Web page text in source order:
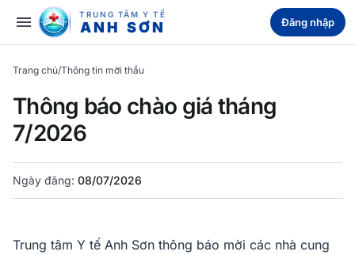
menu TRUNG TÂM Y TẾ
ANH SƠN Đăng nhập
Trang chủ/Thông tin mời thầu
Thông báo chào giá tháng
7/2026
Ngày đăng: 08/07/2026
Trung tâm Y tế Anh Sơn thông báo mời các nhà cung